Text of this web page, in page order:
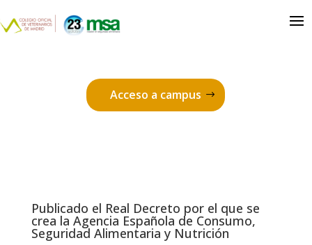
Acceso a campus
Publicado el Real Decreto por el que se
crea la Agencia Española de Consumo,
Seguridad Alimentaria y Nutrición